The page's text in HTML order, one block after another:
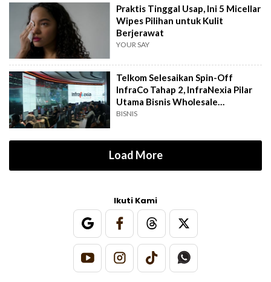
Praktis Tinggal Usap, Ini 5 Micellar
Wipes Pilihan untuk Kulit
Berjerawat
YOUR SAY
Telkom Selesaikan Spin-Off
InfraCo Tahap 2, InfraNexia Pilar
Utama Bisnis Wholesale
Connectivity
BISNIS
Load More
Ikuti Kami